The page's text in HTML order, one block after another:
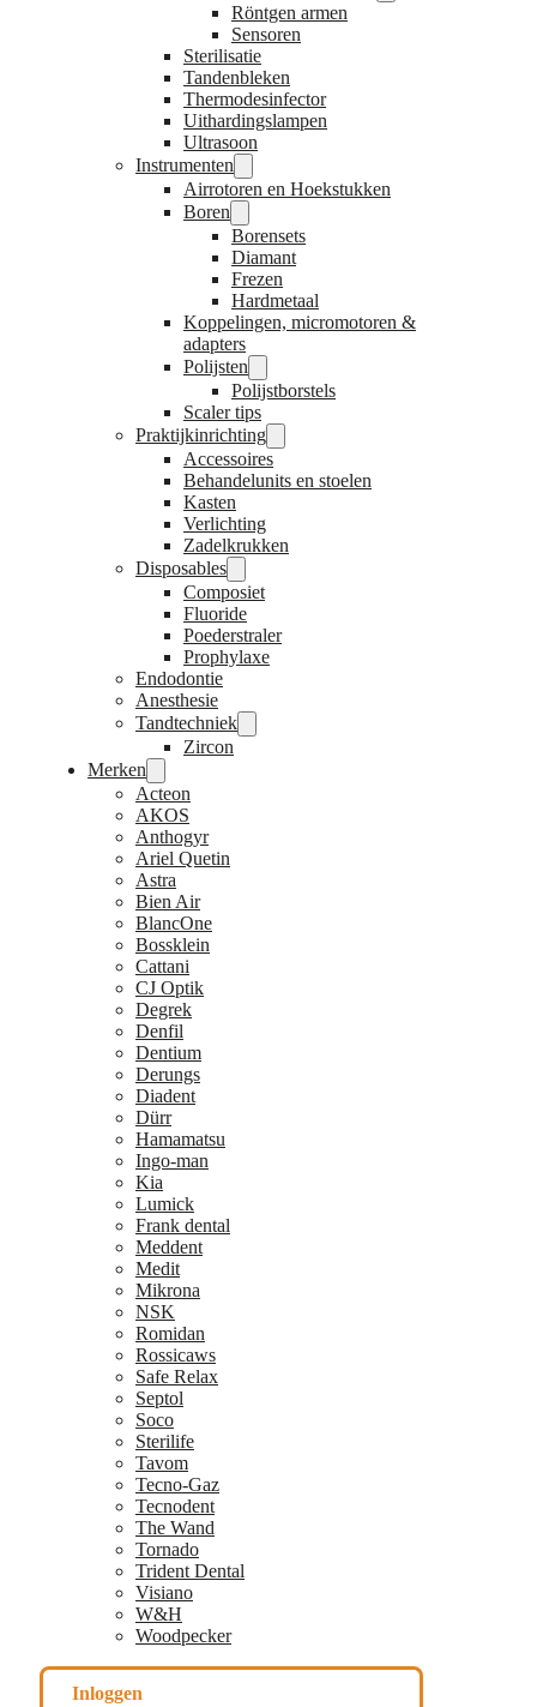
Röntgen armen
Sensoren
Sterilisatie
Tandenbleken
Thermodesinfector
Uithardingslampen
Ultrasoon
Instrumenten
Airrotoren en Hoekstukken
Boren
Borensets
Diamant
Frezen
Hardmetaal
Koppelingen, micromotoren &
adapters
Polijsten
Polijstborstels
Scaler tips
Praktijkinrichting
Accessoires
Behandelunits en stoelen
Kasten
Verlichting
Zadelkrukken
Disposables
Composiet
Fluoride
Poederstraler
Prophylaxe
Endodontie
Anesthesie
Tandtechniek
Zircon
Merken
Acteon
AKOS
Anthogyr
Ariel Quetin
Astra
Bien Air
BlancOne
Bossklein
Cattani
CJ Optik
Degrek
Denfil
Dentium
Derungs
Diadent
Dürr
Hamamatsu
Ingo-man
Kia
Lumick
Frank dental
Meddent
Medit
Mikrona
NSK
Romidan
Rossicaws
Safe Relax
Septol
Soco
Sterilife
Tavom
Tecno-Gaz
Tecnodent
The Wand
Tornado
Trident Dental
Visiano
W&H
Woodpecker
Inloggen